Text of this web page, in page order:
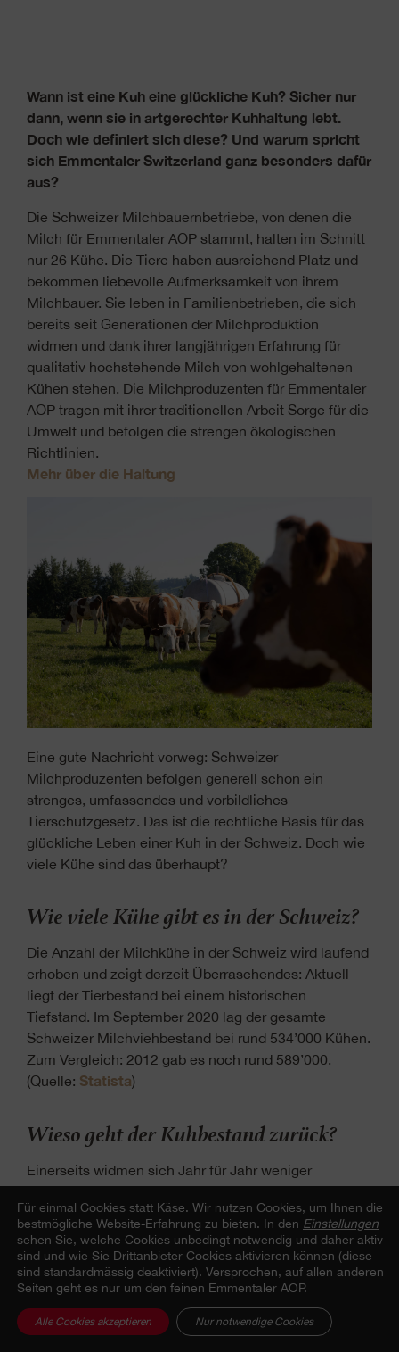
Wann ist eine Kuh eine glückliche Kuh? Sicher nur
dann, wenn sie in artgerechter Kuhhaltung lebt.
Doch wie definiert sich diese? Und warum spricht
sich Emmentaler Switzerland ganz besonders dafür
aus?
Die Schweizer Milchbauernbetriebe, von denen die
Milch für Emmentaler AOP stammt, halten im Schnitt
nur 26 Kühe. Die Tiere haben ausreichend Platz und
bekommen liebevolle Aufmerksamkeit von ihrem
Milchbauer. Sie leben in Familienbetrieben, die sich
bereits seit Generationen der Milchproduktion
widmen und dank ihrer langjährigen Erfahrung für
qualitativ hochstehende Milch von wohlgehaltenen
Kühen stehen. Die Milchproduzenten für Emmentaler
AOP tragen mit ihrer traditionellen Arbeit Sorge für die
Umwelt und befolgen die strengen ökologischen
Richtlinien.
Mehr über die Haltung
Eine gute Nachricht vorweg: Schweizer
Milchproduzenten befolgen generell schon ein
strenges, umfassendes und vorbildliches
Tierschutzgesetz. Das ist die rechtliche Basis für das
glückliche Leben einer Kuh in der Schweiz. Doch wie
viele Kühe sind das überhaupt?
Wie viele Kühe gibt es in der Schweiz?
Die Anzahl der Milchkühe in der Schweiz wird laufend
erhoben und zeigt derzeit Überraschendes: Aktuell
liegt der Tierbestand bei einem historischen
Tiefstand. Im September 2020 lag der gesamte
Schweizer Milchviehbestand bei rund 534’000 Kühen.
Zum Vergleich: 2012 gab es noch rund 589’000.
(Quelle: Statista)
Wieso geht der Kuhbestand zurück?
Einerseits widmen sich Jahr für Jahr weniger
Landwirte der Milchproduktion.
Andererseits hat sich die Milchleistung der typischen
Milchviehrassen erhöht. Gründe dafür sind zum
Beispiel Fortschritte in der Zucht oder der Fütterung.
Das heisst, die gleiche gemolkene Milchmenge wird
durch immer weniger Kühe produziert. Während eine
durchschnittliche Schweizer Milchkuh vor 20 Jahren
noch rund 5’500 l Milch gegeben hat, gibt sie heute
Für einmal Cookies statt Käse. Wir nutzen Cookies, um Ihnen die
bestmögliche Website-Erfahrung zu bieten. In den Einstellungen
sehen Sie, welche Cookies unbedingt notwendig und daher aktiv
sind und wie Sie Drittanbieter-Cookies aktivieren können (diese
sind standardmässig deaktiviert). Versprochen, auf allen anderen
Seiten geht es nur um den feinen Emmentaler AOP.
Alle Cookies akzeptieren Nur notwendige Cookies